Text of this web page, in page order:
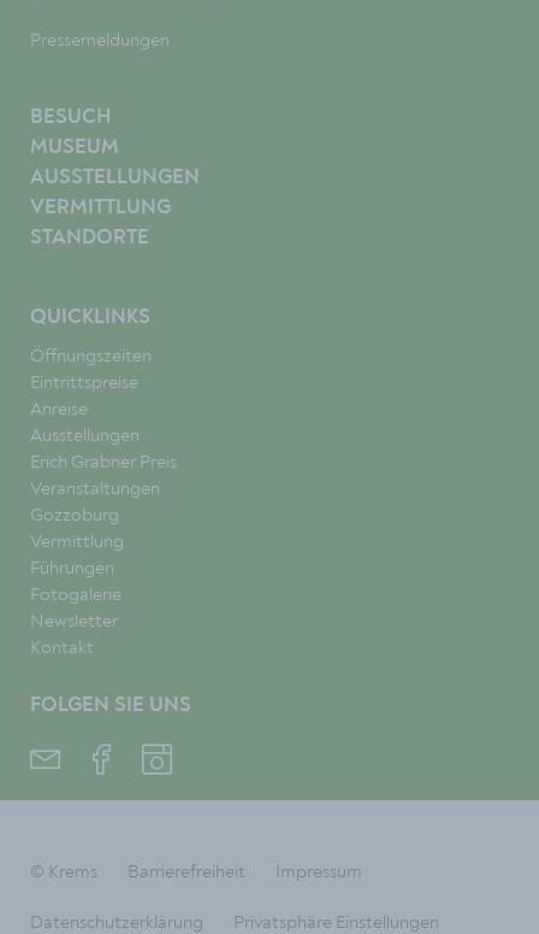
Pressemeldungen
BESUCH
MUSEUM
AUSSTELLUNGEN
VERMITTLUNG
STANDORTE
QUICKLINKS
Öffnungszeiten
Eintrittspreise
Anreise
Ausstellungen
Erich Grabner Preis
Veranstaltungen
Gozzoburg
Vermittlung
Führungen
Fotogalerie
Newsletter
Kontakt
FOLGEN SIE UNS
© Krems Barrierefreiheit Impressum
Datenschutzerklärung Privatsphäre Einstellungen